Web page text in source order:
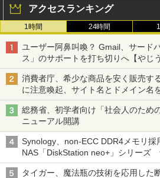
アクセスランキング
1時間 24時間
ユーザー阿鼻叫喚？ Gmail、サード
ス」のサポートを打ち切りへ【やじ
消費者庁、希少な商品を安く販売す
に注意喚起、サイト名とドメイン名
総務省、初学者向け「社会人のため
ニューアル開講
Synology、non-ECC DDR4メモリ採
NAS「DiskStation neo+」シリーズ
ECCメモリへのアップグレードも可
タイガー、魔法瓶の技術を応用した